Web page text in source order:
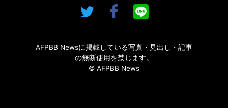
AFPBB Newsに掲載している写真・見出し・記事
の無断使用を禁じます。
© AFPBB News